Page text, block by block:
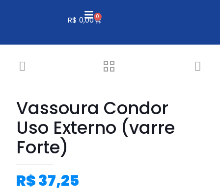
R$ 0,00 0
Vassoura Condor
Uso Externo (varre
Forte)
R$37,25